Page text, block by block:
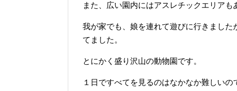
また、広い園内にはアスレチックエリア
我が家でも、娘を連れて遊びに行きまし
てました。
とにかく盛り沢山の動物園です。
１日ですべてを見るのはなかなか難しい